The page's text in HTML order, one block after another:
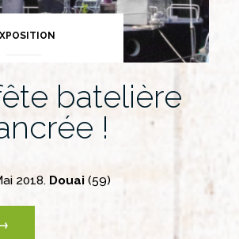
batelière
!
2018. Douai (59)